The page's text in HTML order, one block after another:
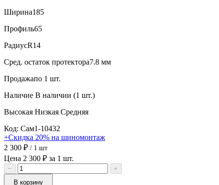
Ширина185
Профиль65
РадиусR14
Сред. остаток протектора7.8 мм
Продажапо 1 шт.
Наличие В наличии (1 шт.)
Высокая Низкая Средняя
Код: Сам1-10432
+Скидка 20% на шиномонтаж
2 300 ₽ / 1 шт
Цена 2 300 ₽ за 1 шт.
−
+
В корзину